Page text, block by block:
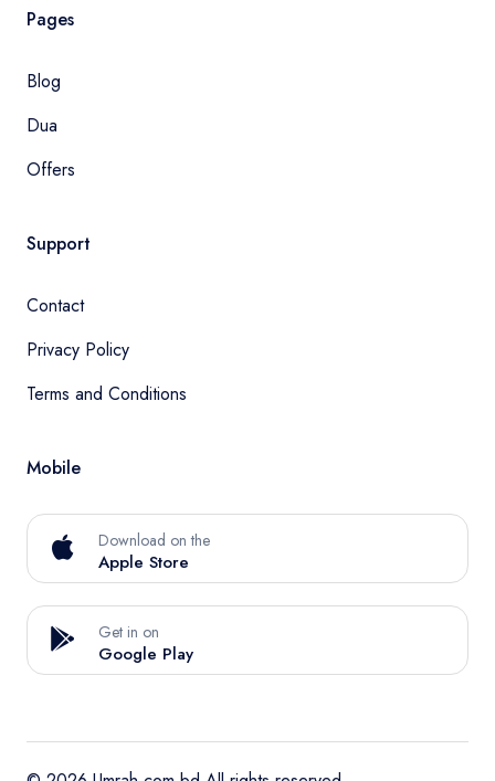
Pages
Blog
Dua
Offers
Support
Contact
Privacy Policy
Terms and Conditions
Mobile
Download on the
Apple Store
Get in on
Google Play